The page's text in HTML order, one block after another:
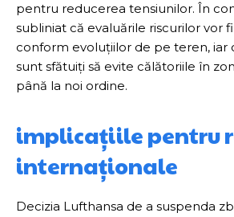
pentru reducerea tensiunilor. În
subliniat că evaluările riscurilor vor
conform evoluțiilor de pe teren, iar
sunt sfătuiți să evite călătoriile în
până la noi ordine.
implicațiile pentru
internaționale
Decizia Lufthansa de a suspenda